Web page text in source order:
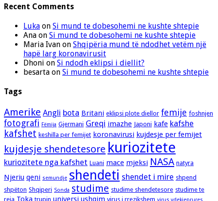
Recent Comments
Luka on Si mund te dobesohemi ne kushte shtepie
Ana on Si mund te dobesohemi ne kushte shtepie
Maria Ivan on Shqipëria mund të ndodhet vetëm një
hapë larg koronavirusit
Dhoni on Si ndodh eklipsi i diellit?
besarta on Si mund te dobesohemi ne kushte shtepie
Tags
Amerike Angli bota Britani eklipsi plote diellor femije foshnjen
fotografi Fëmija Gjermani Greqi imazhe Japoni kafe kafshe
kafshet keshilla per femijet koronavirusi kujdesje per femijet
kujdesje shendetesore kuriozitete
kuriozitete nga kafshet Luani mace mjeksi NASA natyra
Njeriu qeni semundje shendeti shendet i mire shpend
shpëton Shqiperi Sonda studime studime shendetesore studime te
reja
trupin virus i rrezikshem